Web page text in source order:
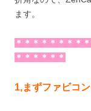
ます。
＊＊＊＊＊＊＊＊
＊＊＊＊＊＊
1,まずファビコ